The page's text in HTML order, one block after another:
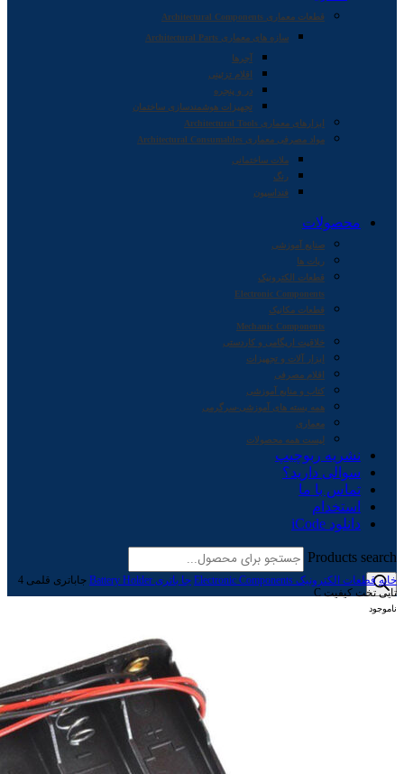
قطعات معماری Architectural Components
سازه های معماری Architectural Parts
آجرها
اقلام تزئینی
در و پنجره
تجهیزات هوشمندسازی ساختمان
ابزارهای معماری Architectural Tools
مواد مصرفی معماری Architectural Consumables
ملات ساختمانی
رنگ
فنداسیون
محصولات
صنایع آموزشی
ربات ها
قطعات الکترونیک
Electronic Components
قطعات مکانیک
Mechanic Components
خلاقیت اریگامی و کاردستی
ابزار آلات و تجهیزات
اقلام مصرفی
کتاب و منابع آموزشی
همه بسته های آموزشی-سرگرمی
معماری
لیست همه محصولات
نشریه ربوچیپ
سوالی دارید؟
تماس با ما
استخدام
دانلود iCode
Products search
خانه قطعات الکترونیک Electronic Components جا باتری Battery Holder
جاباتری قلمی 4
تایی تخت کیفیت C
ناموجود